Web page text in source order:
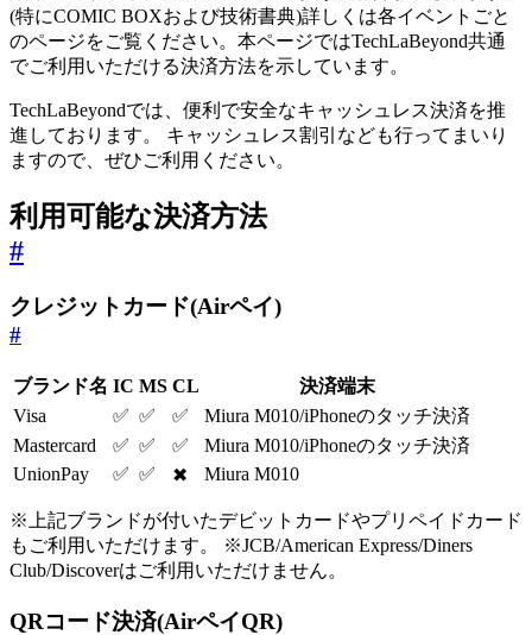
(特にCOMIC BOXおよび技術書典)詳しくは各イベントごと
のページをご覧ください。本ページではTechLaBeyond共通
でご利用いただける決済方法を示しています。
TechLaBeyondでは、便利で安全なキャッシュレス決済を推
進しております。 キャッシュレス割引なども行ってまいり
ますので、ぜひご利用ください。
利用可能な決済方法
#
クレジットカード(Airペイ)
#
ブランド名 IC MS CL
決済端末
Visa
✅ ✅ ✅
Miura M010/iPhoneのタッチ決済
Mastercard
✅ ✅ ✅
Miura M010/iPhoneのタッチ決済
UnionPay
✅ ✅ ✖ Miura M010
※上記ブランドが付いたデビットカードやプリペイドカード
もご利用いただけます。 ※JCB/American Express/Diners
Club/Discoverはご利用いただけません。
QRコード決済(AirペイQR)